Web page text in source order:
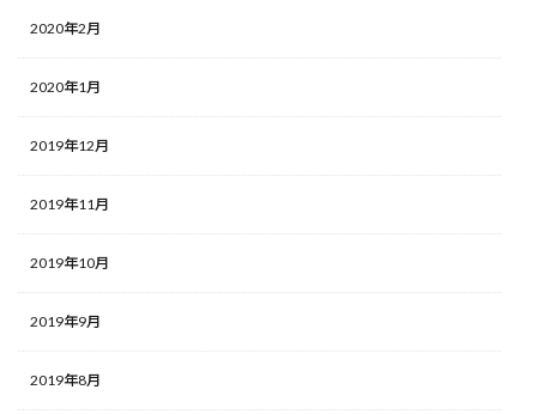
2020年2月
2020年1月
2019年12月
2019年11月
2019年10月
2019年9月
2019年8月